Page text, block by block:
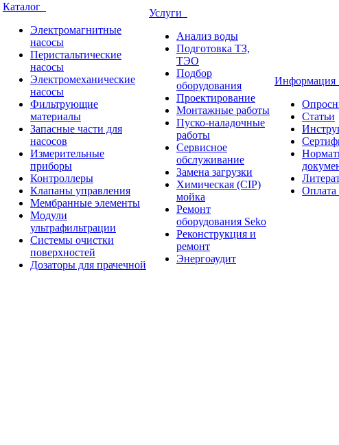
Каталог
Электромагнитные
насосы
Перистальтические
насосы
Электромеханические
насосы
Фильтрующие
материалы
Запасные части для
насосов
Измерительные
приборы
Контроллеры
Клапаны управления
Мембранные элементы
Модули
ультрафильтрации
Системы очистки
поверхностей
Дозаторы для прачечной
Услуги
Анализ воды
Подготовка ТЗ,
ТЭО
Подбор
оборудования
Проектирование
Монтажные работы
Пуско-наладочные
работы
Сервисное
обслуживание
Замена загрузки
Химическая (CIP)
мойка
Ремонт
оборудования Seko
Реконструкция и
ремонт
Энергоаудит
Информация
Статьи
Оплата